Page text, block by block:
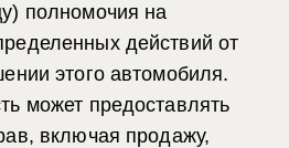
полномочия на
действий от
этого автомобиля.
может предоставлять
включая продажу,